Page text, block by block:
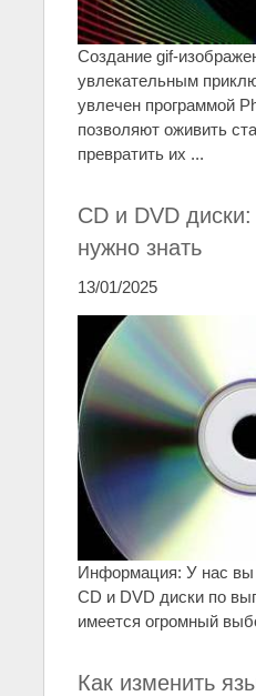
Создание gif-
увлекательным
увлечен программой
позволяют оживить
превратить их ...
CD и DVD
нужно знать
13/01/2025
Информация: У нас вы
CD и DVD диски по
имеется огромный
Как изменить